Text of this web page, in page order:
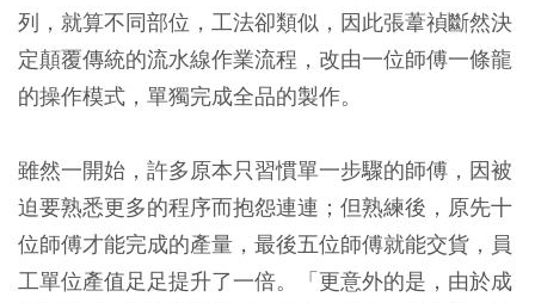
列，就算不同部位，工法卻類似，因此張葦禎斷然決
定顛覆傳統的流水線作業流程，改由一位師傅一條龍
的操作模式，單獨完成全品的製作。
雖然一開始，許多原本只習慣單一步驟的師傅，因被
迫要熟悉更多的程序而抱怨連連；但熟練後，原先十
位師傅才能完成的產量，最後五位師傅就能交貨，員
工單位產值足足提升了一倍。「更意外的是，由於成